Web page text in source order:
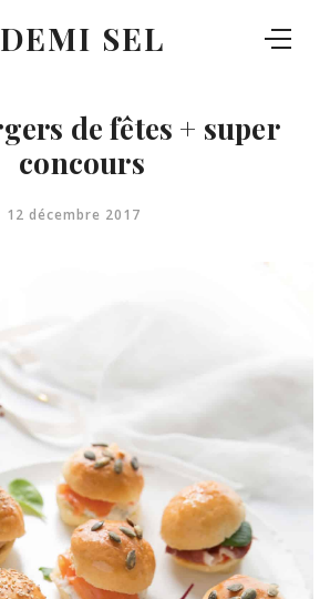
DEMI SEL
de fêtes + super
concours
12 décembre 2017